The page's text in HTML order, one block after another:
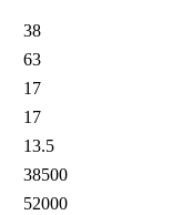
38
63
17
17
13.5
38500
52000